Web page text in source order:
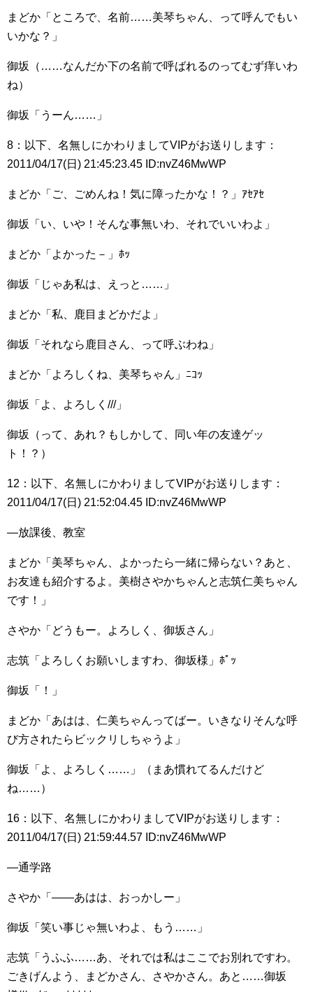
まどか「ところで、名前……美琴ちゃん、って呼んでもい
いかな？」
御坂（……なんだか下の名前で呼ばれるのってむず痒いわ
ね）
御坂「うーん……」
8：以下、名無しにかわりましてVIPがお送りします：
2011/04/17(日) 21:45:23.45 ID:nvZ46MwWP
まどか「ご、ごめんね！気に障ったかな！？」ｱｾｱｾ
御坂「い、いや！そんな事無いわ、それでいいわよ」
まどか「よかった－」ﾎｯ
御坂「じゃあ私は、えっと……」
まどか「私、鹿目まどかだよ」
御坂「それなら鹿目さん、って呼ぶわね」
まどか「よろしくね、美琴ちゃん」ﾆｺｯ
御坂「よ、よろしく///」
御坂（って、あれ？もしかして、同い年の友達ゲッ
ト！？）
12：以下、名無しにかわりましてVIPがお送りします：
2011/04/17(日) 21:52:04.45 ID:nvZ46MwWP
―放課後、教室
まどか「美琴ちゃん、よかったら一緒に帰らない？あと、
お友達も紹介するよ。美樹さやかちゃんと志筑仁美ちゃん
です！」
さやか「どうもー。よろしく、御坂さん」
志筑「よろしくお願いしますわ、御坂様」ﾎﾟｯ
御坂「！」
まどか「あはは、仁美ちゃんってばー。いきなりそんな呼
び方されたらビックリしちゃうよ」
御坂「よ、よろしく……」（まあ慣れてるんだけど
ね……）
16：以下、名無しにかわりましてVIPがお送りします：
2011/04/17(日) 21:59:44.57 ID:nvZ46MwWP
―通学路
さやか「――あはは、おっかしー」
御坂「笑い事じゃ無いわよ、もう……」
志筑「うふふ……あ、それでは私はここでお別れですわ。
ごきげんよう、まどかさん、さやかさん。あと……御坂